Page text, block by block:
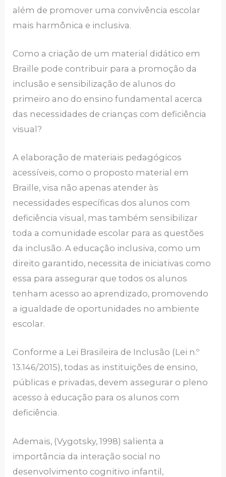
além de promover uma convivência escolar
mais harmônica e inclusiva.
Como a criação de um material didático em
Braille pode contribuir para a promoção da
inclusão e sensibilização de alunos do
primeiro ano do ensino fundamental acerca
das necessidades de crianças com deficiência
visual?
A elaboração de materiais pedagógicos
acessíveis, como o proposto material em
Braille, visa não apenas atender às
necessidades específicas dos alunos com
deficiência visual, mas também sensibilizar
toda a comunidade escolar para as questões
da inclusão. A educação inclusiva, como um
direito garantido, necessita de iniciativas como
essa para assegurar que todos os alunos
tenham acesso ao aprendizado, promovendo
a igualdade de oportunidades no ambiente
escolar.
Conforme a Lei Brasileira de Inclusão (Lei n.º
13.146/2015), todas as instituições de ensino,
públicas e privadas, devem assegurar o pleno
acesso à educação para os alunos com
deficiência.
Ademais, (Vygotsky, 1998) salienta a
importância da interação social no
desenvolvimento cognitivo infantil,